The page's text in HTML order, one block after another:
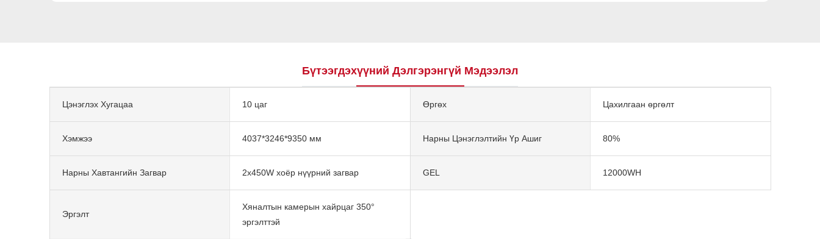
Бүтээгдэхүүний Дэлгэрэнгүй Мэдээлэл
Цэнэглэх Хугацаа 10 цаг Өргөх Цахилгаан өргөлт
Хэмжээ 4037*3246*9350 мм Нарны Цэнэглэлтийн Үр Ашиг 80%
Нарны Хавтангийн Загвар 2x450W хоёр нүүрний загвар GEL 12000WH
Эргэлт
Хяналтын камерын хайрцаг 350°
эргэлттэй